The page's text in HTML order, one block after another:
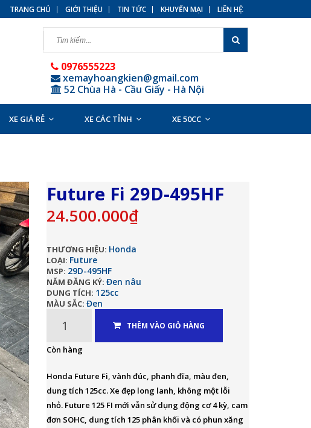
TRANG CHỦ GIỚI THIỆU TIN TỨC KHUYẾN MẠI LIÊN HỆ
0976555223
xemayhoangkien@gmail.com
52 Chùa Hà - Cầu Giấy - Hà Nội
XE GIÁ RẺ XE CÁC TỈNH XE 50CC
Future Fi 29D-495HF
24.500.000₫
THƯƠNG HIỆU: Honda
LOẠI: Future
MSP: 29D-495HF
NĂM ĐĂNG KÝ:Đen nâu
DUNG TÍCH: 125cc
MÀU SẮC:Đen
THÊM VÀO GIỎ HÀNG
Còn hàng
Honda Future Fi, vành đúc, phanh đĩa, màu đen,
dung tích 125cc. Xe đẹp long lanh, không một lỗi
nhỏ. Future 125 FI mới vẫn sử dụng động cơ 4 kỳ, cam
đơn SOHC, dung tích 125 phân khối và có phun xăng